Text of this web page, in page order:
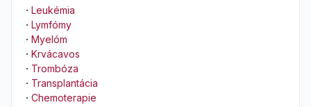
· Leukémia
· Lymfómy
· Myelóm
· Krvácavos
· Trombóza
· Transplantácia
· Chemoterapie